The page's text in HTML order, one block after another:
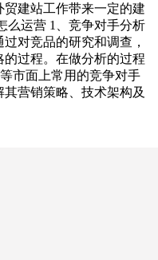
建站工作带来一定的建
么运营 1、竞争对手分析
对竞品的研究和调查，
过程。在做分析的过程
市面上常用的竞争对手
营销策略、技术架构及